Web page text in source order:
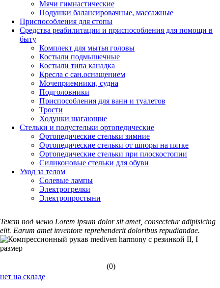
Мячи гимнастические
Подушки балансировачные, массажные
Приспособления для стопы
Средства реабилитации и приспособления для помощи в
быту
Комплект для мытья головы
Костыли подмышечные
Костыли типа канадка
Кресла с сан.оснащением
Мочеприемники, судна
Подголовники
Приспособления для ванн и туалетов
Трости
Ходунки шагающие
Стельки и полустельки ортопедические
Ортопедические стельки зимние
Ортопедические стельки от шпоры на пятке
Ортопедические стельки при плоскостопии
Силиконовые стельки для обуви
Уход за телом
Солевые лампы
Электрогрелки
Электропростыни
Текст под меню Lorem ipsum dolor sit amet, consectetur adipisicing
elit. Earum amet inventore reprehenderit doloribus repudiandae.
(0)
нет на складе